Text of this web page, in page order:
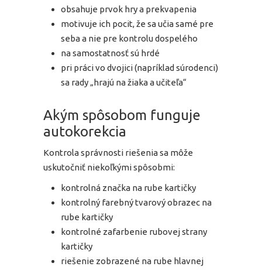
obsahuje prvok hry a prekvapenia
motivuje ich pocit, že sa učia samé pre
seba a nie pre kontrolu dospelého
na samostatnosť sú hrdé
pri práci vo dvojici (napríklad súrodenci)
sa rady „hrajú na žiaka a učiteľa“
Akým spôsobom funguje
autokorekcia
Kontrola správnosti riešenia sa môže
uskutočniť niekoľkými spôsobmi:
kontrolná značka na rube kartičky
kontrolný farebný tvarový obrazec na
rube kartičky
kontrolné zafarbenie rubovej strany
kartičky
riešenie zobrazené na rube hlavnej